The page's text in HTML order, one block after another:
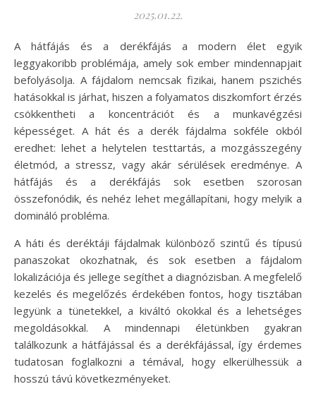
2025.01.22.
A hátfájás és a derékfájás a modern élet egyik
leggyakoribb problémája, amely sok ember mindennapjait
befolyásolja. A fájdalom nemcsak fizikai, hanem pszichés
hatásokkal is járhat, hiszen a folyamatos diszkomfort érzés
csökkentheti a koncentrációt és a munkavégzési
képességet. A hát és a derék fájdalma sokféle okból
eredhet: lehet a helytelen testtartás, a mozgásszegény
életmód, a stressz, vagy akár sérülések eredménye. A
hátfájás és a derékfájás sok esetben szorosan
összefonódik, és nehéz lehet megállapítani, hogy melyik a
domináló probléma.
A háti és deréktáji fájdalmak különböző szintű és típusú
panaszokat okozhatnak, és sok esetben a fájdalom
lokalizációja és jellege segíthet a diagnózisban. A megfelelő
kezelés és megelőzés érdekében fontos, hogy tisztában
legyünk a tünetekkel, a kiváltó okokkal és a lehetséges
megoldásokkal. A mindennapi életünkben gyakran
találkozunk a hátfájással és a derékfájással, így érdemes
tudatosan foglalkozni a témával, hogy elkerülhessük a
hosszú távú következményeket.